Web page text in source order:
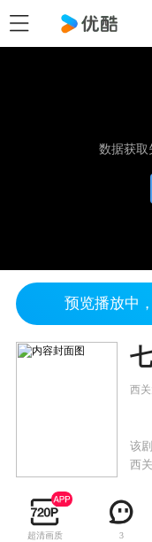
数据获取
预览播放中
西
该
西
超清画质 3